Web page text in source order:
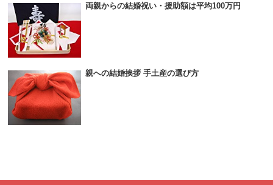
両親からの結婚祝い・援助額は平均100万円
親への結婚挨拶 手土産の選び方